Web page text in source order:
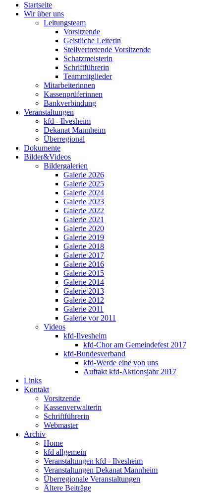
Startseite
Wir über uns
Leitungsteam
Vorsitzende
Geistliche Leiterin
Stellvertretende Vorsitzende
Schatzmeisterin
Schriftführerin
Teammitglieder
Mitarbeiterinnen
Kassenprüferinnen
Bankverbindung
Veranstaltungen
kfd - Ilvesheim
Dekanat Mannheim
Überregional
Dokumente
Bilder&Videos
Bildergalerien
Galerie 2026
Galerie 2025
Galerie 2024
Galerie 2023
Galerie 2022
Galerie 2021
Galerie 2020
Galerie 2019
Galerie 2018
Galerie 2017
Galerie 2016
Galerie 2015
Galerie 2014
Galerie 2013
Galerie 2012
Galerie 2011
Galerie vor 2011
Videos
kfd-Ilvesheim
kfd-Chor am Gemeindefest 2017
kfd-Bundesverband
kfd-Werde eine von uns
Auftakt kfd-Aktionsjahr 2017
Links
Kontakt
Vorsitzende
Kassenverwalterin
Schriftführerin
Webmaster
Archiv
Home
kfd allgemein
Veranstaltungen kfd - Ilvesheim
Veranstaltungen Dekanat Mannheim
Überregionale Veranstaltungen
Ältere Beiträge